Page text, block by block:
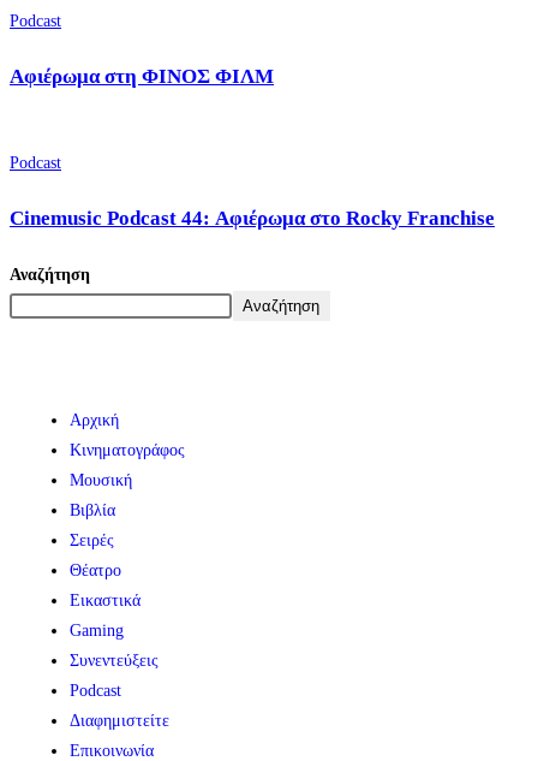
Podcast
Αφιέρωμα στη ΦΙΝΟΣ ΦΙΛΜ
Podcast
Cinemusic Podcast 44: Αφιέρωμα στο Rocky Franchise
Αναζήτηση
Αναζήτηση
Αρχική
Κινηματογράφος
Μουσική
Βιβλία
Σειρές
Θέατρο
Εικαστικά
Gaming
Συνεντεύξεις
Podcast
Διαφημιστείτε
Επικοινωνία